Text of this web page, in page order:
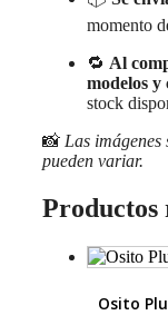
momento
🔁 Al
modelos y
stock
📸 Las imágenes
pueden variar.
Productos
Osito